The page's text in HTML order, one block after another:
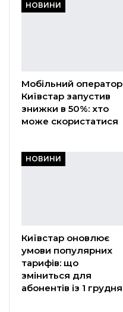
НОВИНИ
Мобільний оператор
Київстар запустив
знижки в 50%: хто
може скористатися
НОВИНИ
Київстар оновлює
умови популярних
тарифів: що
зміниться для
абонентів із 1 грудня